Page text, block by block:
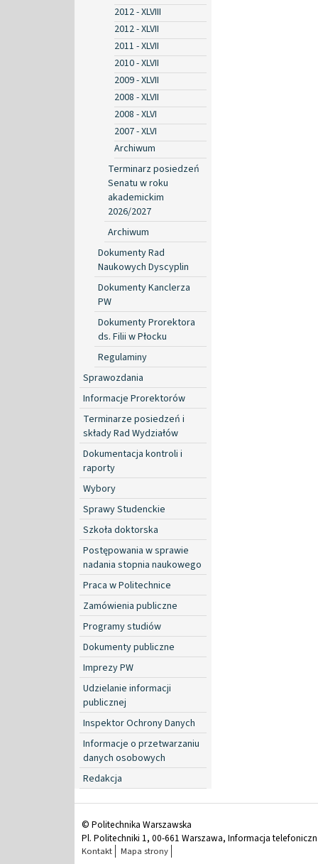
2012 - XLVIII
2012 - XLVII
2011 - XLVII
2010 - XLVII
2009 - XLVII
2008 - XLVII
2008 - XLVI
2007 - XLVI
Archiwum
Terminarz posiedzeń
Senatu w roku
akademickim
2026/2027
Archiwum
Dokumenty Rad
Naukowych Dyscyplin
Dokumenty Kanclerza
PW
Dokumenty Prorektora
ds. Filii w Płocku
Regulaminy
Sprawozdania
Informacje Prorektorów
Terminarze posiedzeń i
składy Rad Wydziałów
Dokumentacja kontroli i
raporty
Wybory
Sprawy Studenckie
Szkoła doktorska
Postępowania w sprawie
nadania stopnia naukowego
Praca w Politechnice
Zamówienia publiczne
Programy studiów
Dokumenty publiczne
Imprezy PW
Udzielanie informacji
publicznej
Inspektor Ochrony Danych
Informacje o przetwarzaniu
danych osobowych
Redakcja
© Politechnika Warszawska
Pl. Politechniki 1, 00-661 Warszawa, Informacja
Kontakt Mapa strony